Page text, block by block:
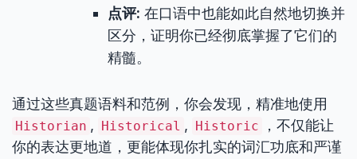
点评: 在口语中也能如此自然地切换并
区分，证明你已经彻底掌握了它们的
精髓。
通过这些真题语料和范例，你会发现，精准地使用
Historian , Historical , Historic
，不仅能让
你的表达更地道，更能体现你扎实的词汇功底和严谨